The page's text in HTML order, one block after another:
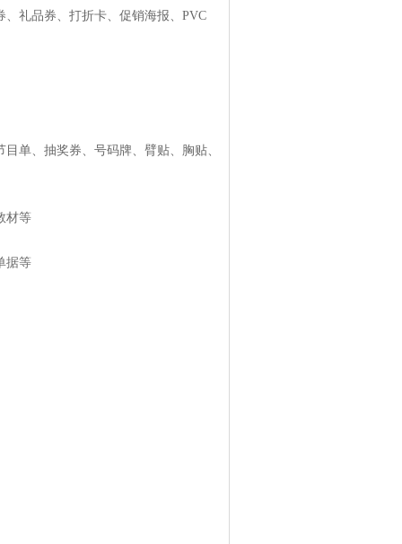
礼品券、打折卡、促销海报、PVC
单、抽奖券、号码牌、臂贴、胸贴、
材等
据等